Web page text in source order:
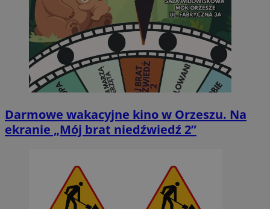
Darmowe wakacyjne kino w Orzeszu. Na
ekranie „Mój brat niedźwiedź 2”